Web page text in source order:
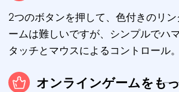
2つのボタンを押して、色付きのリ
ームは難しいですが、シンプルでハ
タッチとマウスによるコントロール。
オンラインゲームをも